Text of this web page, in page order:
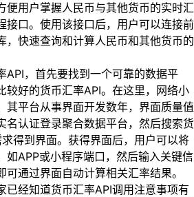
便用户掌握人民币与其他货币的实时汇
接口。使用该接口后，用户可以连接前
，快速查询和计算人民币和其他货币的
，首先要找到一个可靠的数据平
较好的货币汇率API。在这里，网络小
其平台从事界面开发数年，界面质量值
名认证登录聚合数据平台，然后搜索货
得到界面。获得界面后，用户可以将
如APP或小程序端口，然后输入关键信
通过界面自动计算相关汇率结果。
经知道货币汇率API调用注意事项有